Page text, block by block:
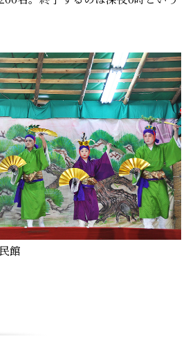
館